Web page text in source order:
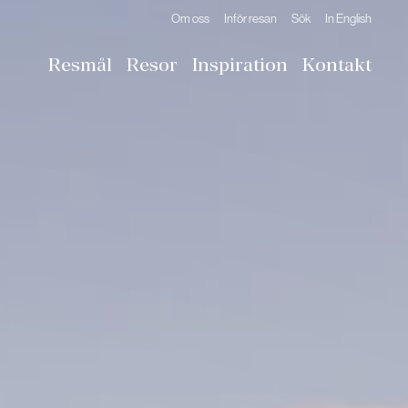
Om oss Inför resan Sök In English
Resmål Resor Inspiration Kontakt